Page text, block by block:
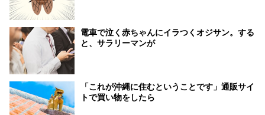
電車で泣く赤ちゃんにイラつくオジサン。する
と、サラリーマンが
「これが沖縄に住むということです」通販サイ
トで買い物をしたら